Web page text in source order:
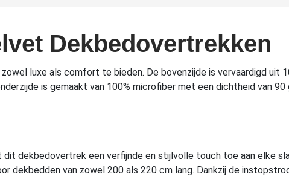
Dekbedovertrekken
luxe als comfort te bieden. De bovenzijde is vervaardigd uit
is gemaakt van 100% microfiber met een dichtheid van
dekbedovertrek een verfijnde en stijlvolle touch toe aan elke
dekbedden van zowel 200 als 220 cm lang. Dankzij de